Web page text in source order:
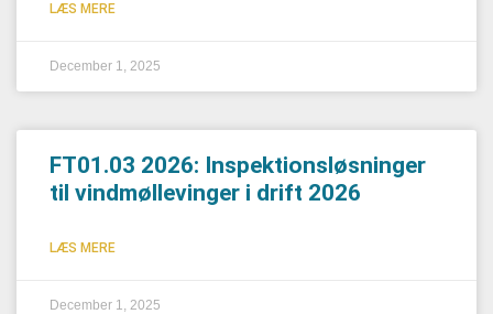
LÆS MERE
December 1, 2025
FT01.03 2026: Inspektionsløsninger
til vindmøllevinger i drift 2026
LÆS MERE
December 1, 2025